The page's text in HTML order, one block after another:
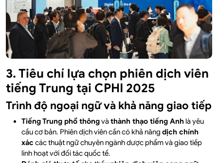
3. Tiêu chí lựa chọn phiên dịch viên
tiếng Trung tại CPHI 2025
Trình độ ngoại ngữ và khả năng giao tiếp
Tiếng Trung phổ thôngvàthành thạo tiếng Anh là yêu
cầu cơ bản. Phiên dịch viên cần có khả năng dịch chính
xác các thuật ngữ chuyên ngành dược phẩm và giao tiếp
linh hoạt với đối tác quốc tế.